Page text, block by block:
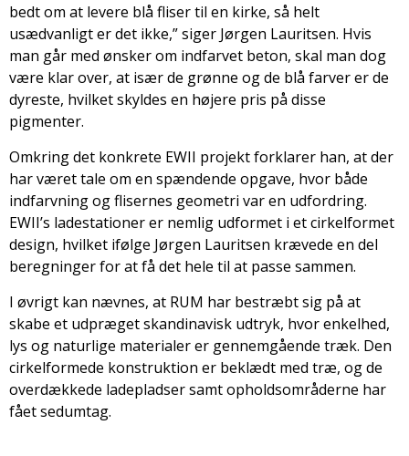
bedt om at levere blå fliser til en kirke, så helt
usædvanligt er det ikke,” siger Jørgen Lauritsen. Hvis
man går med ønsker om indfarvet beton, skal man dog
være klar over, at især de grønne og de blå farver er de
dyreste, hvilket skyldes en højere pris på disse
pigmenter.
Omkring det konkrete EWII projekt forklarer han, at der
har været tale om en spændende opgave, hvor både
indfarvning og flisernes geometri var en udfordring.
EWII’s ladestationer er nemlig udformet i et cirkelformet
design, hvilket ifølge Jørgen Lauritsen krævede en del
beregninger for at få det hele til at passe sammen.
I øvrigt kan nævnes, at RUM har bestræbt sig på at
skabe et udpræget skandinavisk udtryk, hvor enkelhed,
lys og naturlige materialer er gennemgående træk. Den
cirkelformede konstruktion er beklædt med træ, og de
overdækkede ladepladser samt opholdsområderne har
fået sedumtag.